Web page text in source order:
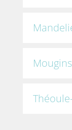
Mougins